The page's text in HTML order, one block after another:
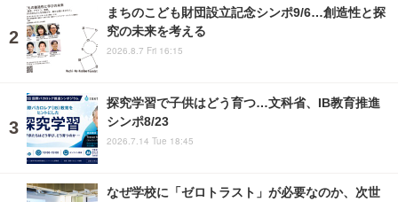
まちのこども財団設立記念シンポ9/6…創造性と探
究の未来を考える
2026.8.7 Fri 16:15
探究学習で子供はどう育つ…文科省、IB教育推進
シンポ8/23
2026.7.14 Tue 18:45
なぜ学校に「ゼロトラスト」が必要なのか、次世